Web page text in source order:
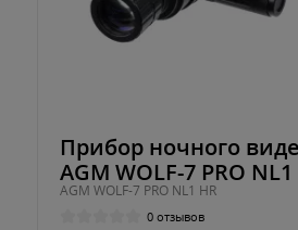
Прибор ночного
AGM WOLF-7 PRO NL1
AGM WOLF-7 PRO NL1 HR
0 отзывов